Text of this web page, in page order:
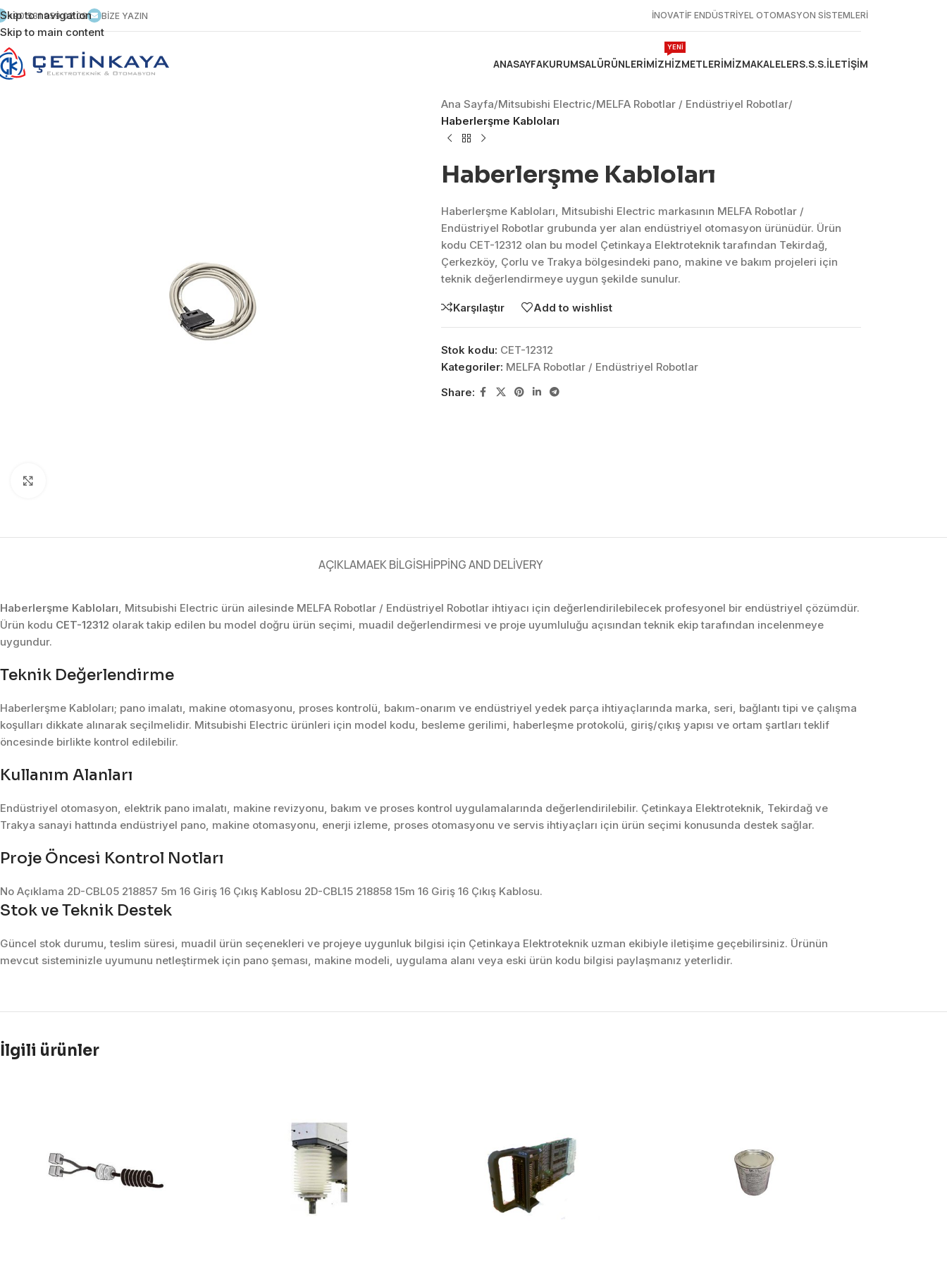
Skip to navigation
Skip to main content
+90 531 959 02 09 BİZE YAZIN İNOVATİF ENDÜSTRİYEL OTOMASYON SİSTEMLERİ
ANASAYFAKURUMSALÜRÜNLERIMIZHIZMETLERIMIZ
YENİ
Makine Otomasyonu
Proses Otomasyonu
Robotik ve Hareket
MAKALELERS.S.S.İLETIŞIM
Ana Sayfa/Mitsubishi Electric/MELFA Robotlar / Endüstriyel Robotlar/
Haberlerşme Kabloları
Haberlerşme Kabloları
Haberlerşme Kabloları, Mitsubishi Electric markasının MELFA Robotlar /
Endüstriyel Robotlar grubunda yer alan endüstriyel otomasyon ürünüdür. Ürün
kodu CET-12312 olan bu model Çetinkaya Elektroteknik tarafından Tekirdağ,
Çerkezköy, Çorlu ve Trakya bölgesindeki pano, makine ve bakım projeleri için
teknik değerlendirmeye uygun şekilde sunulur.
Karşılaştır Add to wishlist
Stok kodu: CET-12312
Kategoriler: MELFA Robotlar / Endüstriyel Robotlar
Share:
AÇIKLAMAEK BILGISHIPPING AND DELIVERY
Haberlerşme Kabloları, Mitsubishi Electric ürün ailesinde MELFA Robotlar / Endüstriyel Robotlar ihtiyacı için değerlendirilebilecek profesyonel bir endüstriyel çözümdür.
Ürün kodu CET-12312 olarak takip edilen bu model doğru ürün seçimi, muadil değerlendirmesi ve proje uyumluluğu açısından teknik ekip tarafından incelenmeye
uygundur.
Teknik Değerlendirme
Haberlerşme Kabloları; pano imalatı, makine otomasyonu, proses kontrolü, bakım-onarım ve endüstriyel yedek parça ihtiyaçlarında marka, seri, bağlantı tipi ve çalışma
koşulları dikkate alınarak seçilmelidir. Mitsubishi Electric ürünleri için model kodu, besleme gerilimi, haberleşme protokolü, giriş/çıkış yapısı ve ortam şartları teklif
öncesinde birlikte kontrol edilebilir.
Kullanım Alanları
Endüstriyel otomasyon, elektrik pano imalatı, makine revizyonu, bakım ve proses kontrol uygulamalarında değerlendirilebilir. Çetinkaya Elektroteknik, Tekirdağ ve
Trakya sanayi hattında endüstriyel pano, makine otomasyonu, enerji izleme, proses otomasyonu ve servis ihtiyaçları için ürün seçimi konusunda destek sağlar.
Proje Öncesi Kontrol Notları
No Açıklama 2D-CBL05 218857 5m 16 Giriş 16 Çıkış Kablosu 2D-CBL15 218858 15m 16 Giriş 16 Çıkış Kablosu.
Stok ve Teknik Destek
Güncel stok durumu, teslim süresi, muadil ürün seçenekleri ve projeye uygunluk bilgisi için Çetinkaya Elektroteknik uzman ekibiyle iletişime geçebilirsiniz. Ürünün
mevcut sisteminizle uyumunu netleştirmek için pano şeması, makine modeli, uygulama alanı veya eski ürün kodu bilgisi paylaşmanız yeterlidir.
İlgili ürünler